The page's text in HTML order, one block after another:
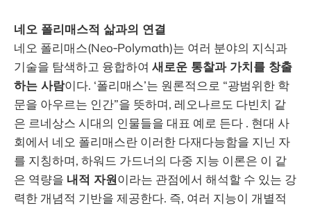
네오 폴리매스적 삶과의 연결
네오 폴리매스(Neo‑Polymath)는 여러 분야의 지식과
기술을 탐색하고 융합하여 새로운 통찰과 가치를 창출
하는 사람이다. ‘폴리매스’는 원론적으로 “광범위한 학
문을 아우르는 인간”을 뜻하며, 레오나르도 다빈치 같
은 르네상스 시대의 인물들을 대표 예로 든다 . 현대 사
회에서 네오 폴리매스란 이러한 다재다능함을 지닌 자
를 지칭하며, 하워드 가드너의 다중 지능 이론은 이 같
은 역량을 내적 자원이라는 관점에서 해석할 수 있는 강
력한 개념적 기반을 제공한다. 즉, 여러 지능이 개별적